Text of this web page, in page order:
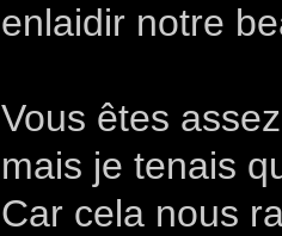
enlaidir notre
Vous êtes
mais je tenais
Car cela nous